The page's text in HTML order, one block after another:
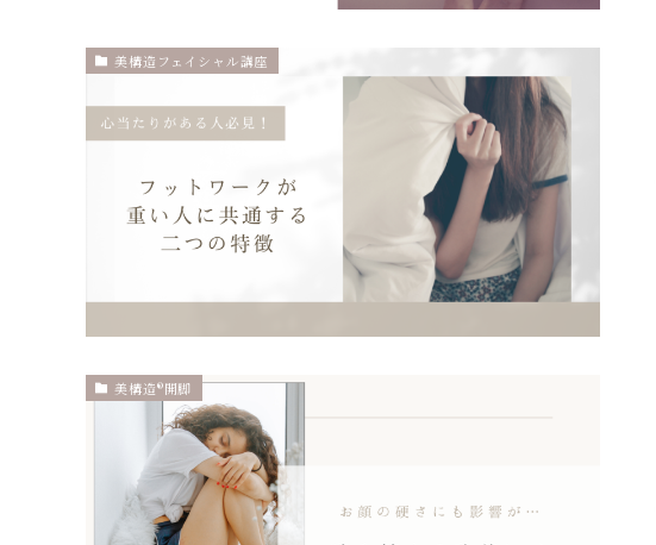
美構造フェイシャル講座
美構造®開脚